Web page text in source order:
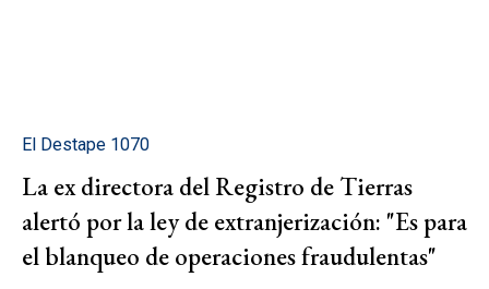
El Destape 1070
La ex directora del Registro de Tierras
alertó por la ley de extranjerización: "Es para
el blanqueo de operaciones fraudulentas"